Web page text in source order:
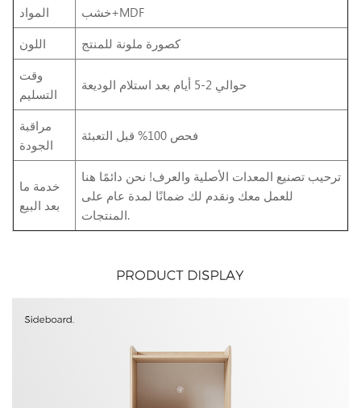
المواد
خشب+MDF
اللون
كصورة ملونة للمنتج
وقت
التسليم
حوالي 2-5 أيام بعد استلام الوديعة
مراقبة
الجودة
فحص 100% قبل التعبئة
خدمة ما
بعد البيع
ترحيب تصنيع المعدات الأصلية والعرف! نحن دائمًا هنا
للعمل معك ونقدم لك ضمانًا لمدة عام على
المنتجات.